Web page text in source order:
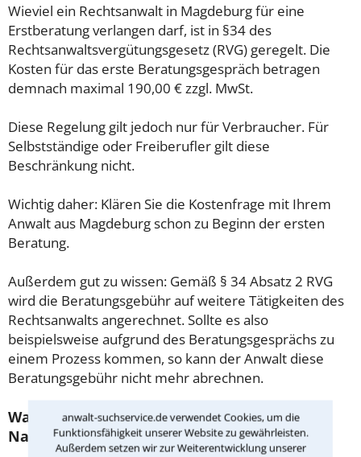
anwalt-suchservice.de verwendet Cookies, um die
Funktionsfähigkeit unserer Website zu gewährleisten.
Außerdem setzen wir zur Weiterentwicklung unserer
Wieviel ein Rechtsanwalt in Magdeburg für eine
Erstberatung verlangen darf, ist in §34 des
Rechtsanwaltsvergütungsgesetz (RVG) geregelt. Die
Kosten für das erste Beratungsgespräch betragen
demnach maximal 190,00 € zzgl. MwSt.
Diese Regelung gilt jedoch nur für Verbraucher. Für
Selbstständige oder Freiberufler gilt diese
Beschränkung nicht.
Wichtig daher: Klären Sie die Kostenfrage mit Ihrem
Anwalt aus Magdeburg schon zu Beginn der ersten
Beratung.
Außerdem gut zu wissen: Gemäß § 34 Absatz 2 RVG
wird die Beratungsgebühr auf weitere Tätigkeiten des
Rechtsanwalts angerechnet. Sollte es also
beispielsweise aufgrund des Beratungsgesprächs zu
einem Prozess kommen, so kann der Anwalt diese
Beratungsgebühr nicht mehr abrechnen.
Was tun wenn ich mir keinen Anwalt für
Nachbarrecht leisten kann?